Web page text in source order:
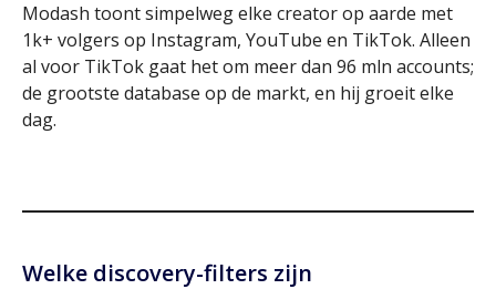
Modash toont simpelweg elke creator op aarde met
1k+ volgers op Instagram, YouTube en TikTok. Alleen
al voor TikTok gaat het om meer dan 96 mln accounts;
de grootste database op de markt, en hij groeit elke
dag.
Welke discovery-filters zijn